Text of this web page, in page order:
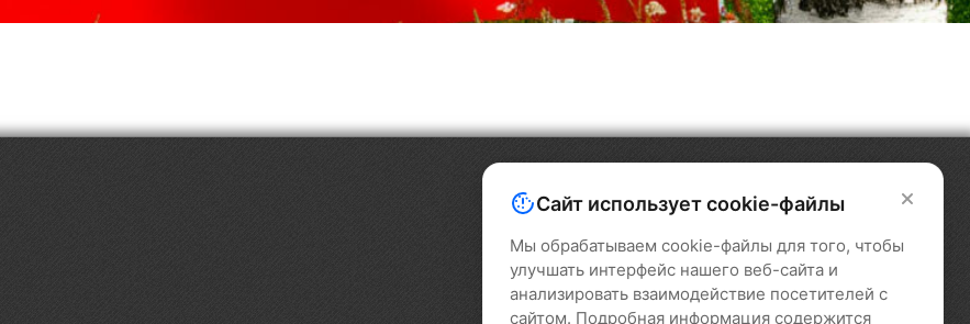
Сайт использует cookie-файлы
Мы обрабатываем cookie-файлы для того, чтобы
улучшать интерфейс нашего веб-сайта и
анализировать взаимодействие посетителей с
сайтом. Подробная информация содержится